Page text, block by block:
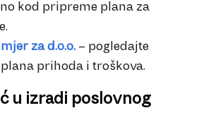
kod pripreme plana za
za d.o.o. – pogledajte
prihoda i troškova.
u izradi poslovnog